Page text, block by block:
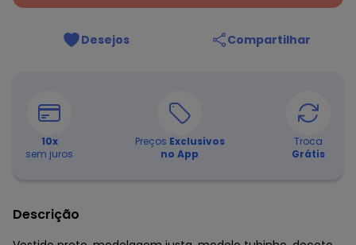
Desejos Compartilhar
10x
sem juros
Preços Exclusivos
no App
Troca
Grátis
Descrição